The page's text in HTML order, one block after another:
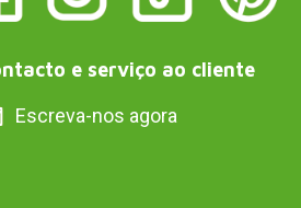
e serviço ao cliente
Escreva-nos agora